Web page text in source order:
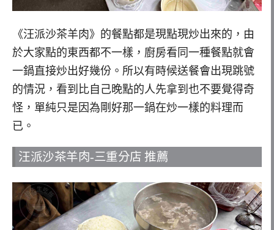
《汪派沙茶羊肉》的餐點都是現點現炒出來的，由
於大家點的東西都不一樣，廚房看同一種餐點就會
一鍋直接炒出好幾份。所以有時候送餐會出現跳號
的情況，看到比自己晚點的人先拿到也不要覺得奇
怪，單純只是因為剛好那一鍋在炒一樣的料理而
已。
汪派沙茶羊肉-三重分店 推薦